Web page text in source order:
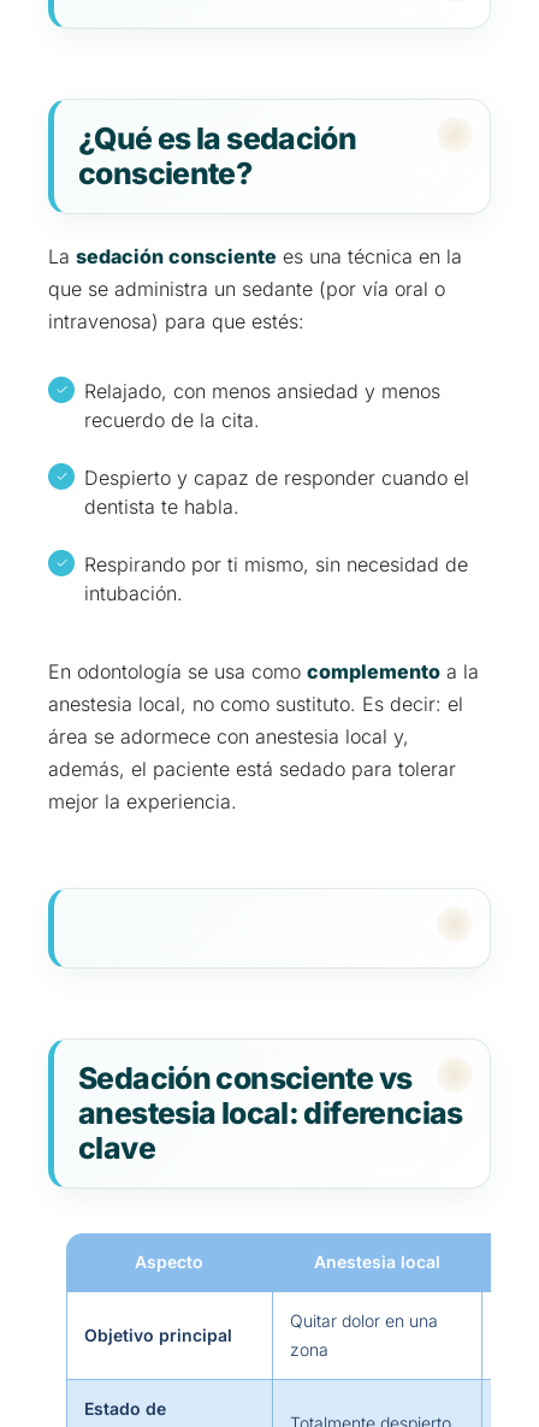
¿Qué es la sedación
consciente?
La sedación consciente es una técnica en la
que se administra un sedante (por vía oral o
intravenosa) para que estés:
Relajado, con menos ansiedad y menos
recuerdo de la cita.
Despierto y capaz de responder cuando el
dentista te habla.
Respirando por ti mismo, sin necesidad de
intubación.
En odontología se usa como complemento a la
anestesia local, no como sustituto. Es decir: el
área se adormece con anestesia local y,
además, el paciente está sedado para tolerar
mejor la experiencia.
Sedación consciente vs
anestesia local: diferencias
clave
Aspecto Anestesia local
Objetivo principal
Quitar dolor en una
zona
Estado de
Totalmente despierto